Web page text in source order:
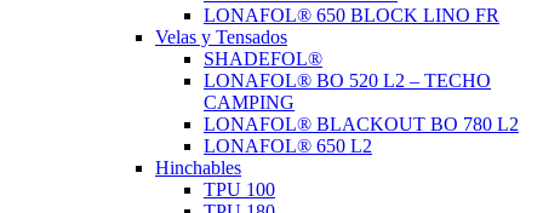
LONAFOL® 650 BLOCK LINO FR
Velas y Tensados
SHADEFOL®
LONAFOL® BO 520 L2 – TECHO
CAMPING
LONAFOL® BLACKOUT BO 780 L2
LONAFOL® 650 L2
Hinchables
TPU 100